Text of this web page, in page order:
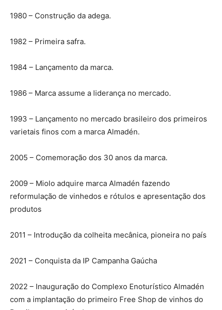
1980 – Construção da adega.
1982 – Primeira safra.
1984 – Lançamento da marca.
1986 – Marca assume a liderança no mercado.
1993 – Lançamento no mercado brasileiro dos primeiros
varietais finos com a marca Almadén.
2005 – Comemoração dos 30 anos da marca.
2009 – Miolo adquire marca Almadén fazendo
reformulação de vinhedos e rótulos e apresentação dos
produtos
2011 – Introdução da colheita mecânica, pioneira no país
2021 – Conquista da IP Campanha Gaúcha
2022 – Inauguração do Complexo Enoturístico Almadén
com a implantação do primeiro Free Shop de vinhos do